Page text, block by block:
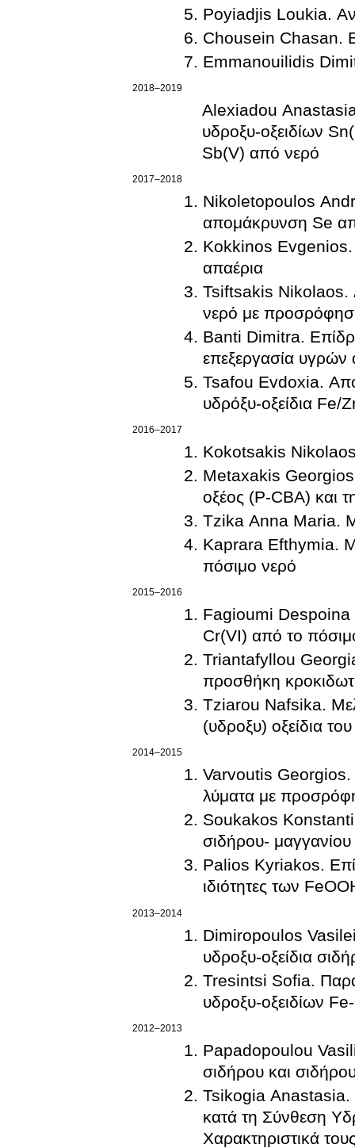
Poyiadjis Loukia.
Chousein Chasan.
Emmanouilidis
2018–2019
Alexiadou
υδροξυ-οξειδίων
Sb(V) από νερό
2017–2018
Nikoletopoulos
απομάκρυνση Se
Kokkinos Evgenios.
απαέρια
Tsiftsakis Nikolaos.
νερό με
Banti Dimitra.
επεξεργασία υγρών
Tsafou Evdoxia.
υδρόξυ-οξείδια Fe/
2016–2017
Kokotsakis
Metaxakis Georgios.
οξέος (P-CBA) και
Tzika Anna Maria.
Kaprara Efthymia.
πόσιμο νερό
2015–2016
Fagioumi Despoina
Cr(VI) από το
Triantafyllou
προσθήκη
Tziarou Nafsika.
(υδροξυ) οξείδια
2014–2015
Varvoutis
λύματα με
Soukakos Konstantinos.
σιδήρου- μαγγανίου
Palios Kyriakos.
ιδιότητες των
2013–2014
Dimiropoulos
υδροξυ-οξείδια
Tresintsi Sofia.
υδροξυ-οξειδίων
2012–2013
Papadopoulou
σιδήρου και
Tsikogia Anastasia.
κατά τη Σύνθεση
Χαρακτηριστικά